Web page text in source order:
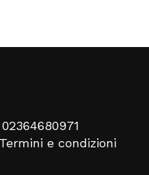
02364680971
Termini e condizioni